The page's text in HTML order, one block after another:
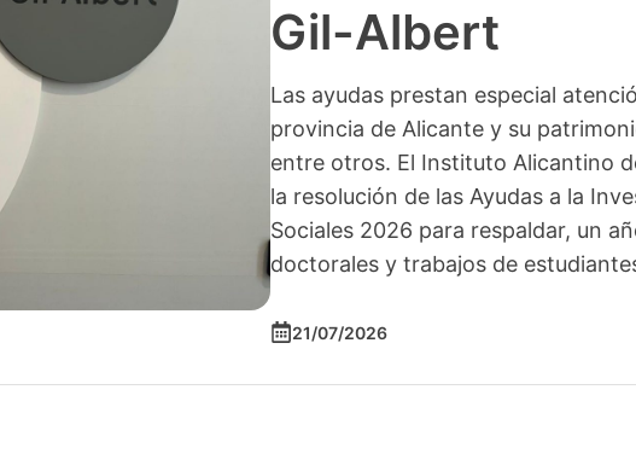
Gil-Albert
Las ayudas prestan especial
provincia de Alicante y su
entre otros. El Instituto Alicantino
la resolución de las Ayudas a la
Sociales 2026 para respaldar, un
doctorales y trabajos de
21/07/2026